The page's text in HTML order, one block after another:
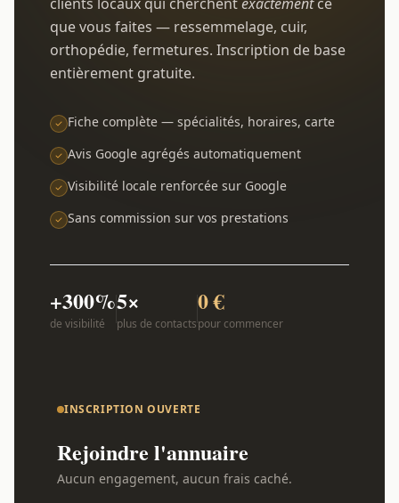
que vous faites — ressemmelage, cuir,
orthopédie, fermetures. Inscription de base
entièrement gratuite.
Fiche complète — spécialités, horaires, carte
Avis Google agrégés automatiquement
Visibilité locale renforcée sur Google
Sans commission sur vos prestations
+300%
de visibilité
5×
plus de contacts
0 €
pour commencer
INSCRIPTION OUVERTE
Rejoindre l'annuaire
Aucun engagement, aucun frais caché.